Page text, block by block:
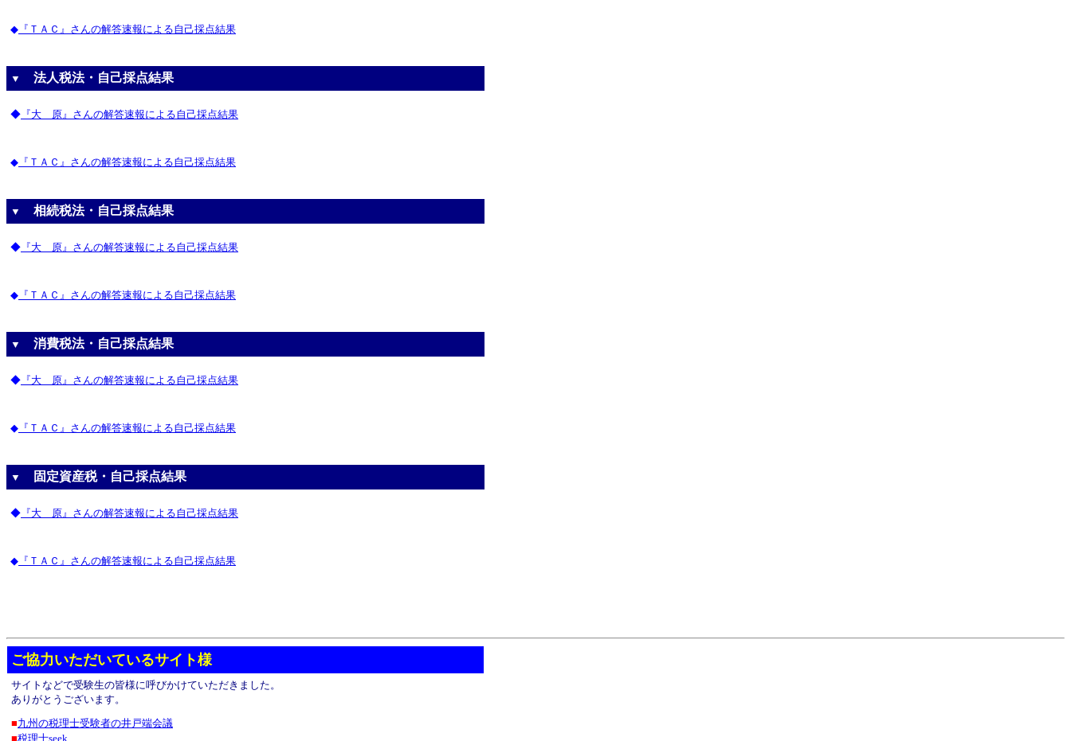
◆ 『ＴＡＣ』さんの解答速報による自己採点結果
▼ 法人税法・自己採点結果
◆ 『大 原』さんの解答速報による自己採点結果
◆ 『ＴＡＣ』さんの解答速報による自己採点結果
▼ 相続税法・自己採点結果
◆ 『大 原』さんの解答速報による自己採点結果
◆ 『ＴＡＣ』さんの解答速報による自己採点結果
▼ 消費税法・自己採点結果
◆ 『大 原』さんの解答速報による自己採点結果
◆ 『ＴＡＣ』さんの解答速報による自己採点結果
▼ 固定資産税・自己採点結果
◆ 『大 原』さんの解答速報による自己採点結果
◆ 『ＴＡＣ』さんの解答速報による自己採点結果
ご協力いただいているサイト様
サイトなどで受験生の皆様に呼びかけていただきました。
ありがとうございます。
■九州の税理士受験者の井戸端会議
■税理士seek